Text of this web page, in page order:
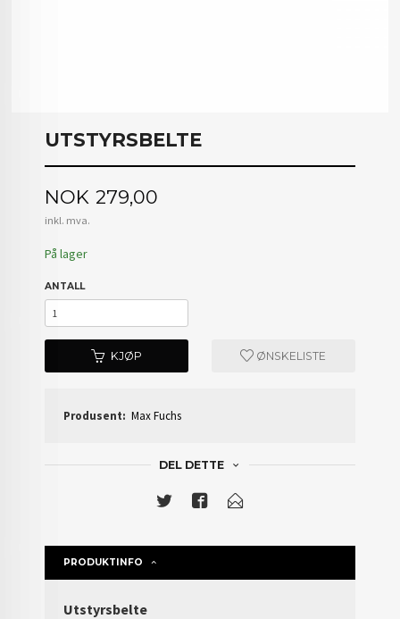
UTSTYRSBELTE
Pris
NOK 279,00
inkl. mva.
På lager
ANTALL
KJØP ØNSKELISTE
Produsent: Max Fuchs
DEL DETTE
PRODUKTINFO
Utstyrsbelte